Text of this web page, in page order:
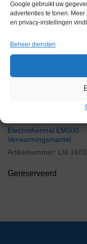
Google gebruikt uw
advertenties te tonen.
en privacy-instellingen
Beheer diensten
Electrothermal EM500
Verwarmingsmantel
Artikelnummer: LM
Gereserveerd